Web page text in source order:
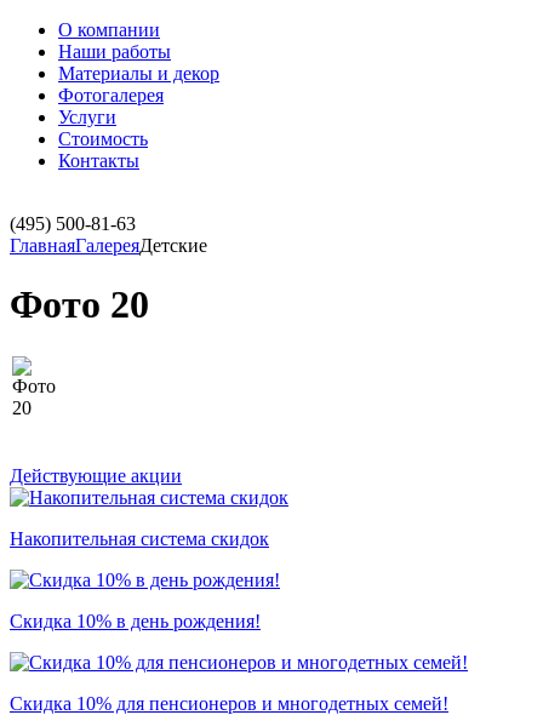
О компании
Наши работы
Материалы и декор
Фотогалерея
Услуги
Стоимость
Контакты
(495) 500-81-63
ГлавнаяГалереяДетские
Фото 20
Действующие акции
Накопительная система скидок
Скидка 10% в день рождения!
Скидка 10% для пенсионеров и многодетных семей!